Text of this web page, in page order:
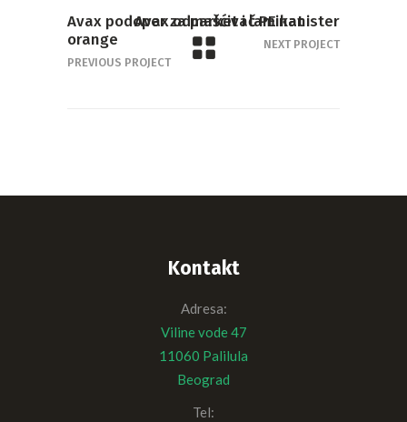
Avax podoper za parket i laminat
orange
PREVIOUS PROJECT
Avax odmašćivač PE kanister
NEXT PROJECT
Kontakt
Adresa:
Viline vode 47
11060 Palilula
Beograd
Tel: